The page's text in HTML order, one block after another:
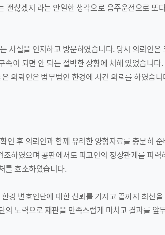
괜찮겠지 라는 안일한 생각으로 음주운전으로 또
사실을 인지하고 방문하였습니다. 당시 의뢰인
이 되면 안 되는 절박한 상황에 처해 있었습니
의뢰인은 법무법인 한경에 사건 의뢰를 하였습니
인 후 의뢰인과 함께 유리한 양형자료를 충분히
하였으며 공판에서도 피고인의 정상관계를 피
를 호소하였습니다.
경 변호인단에 대한 신뢰를 가지고 끝까지 최선
노력으로 재판을 만족스럽게 마치고 결과를 앞